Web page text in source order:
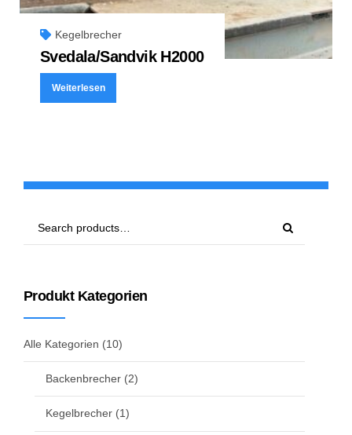
Kegelbrecher
Svedala/Sandvik H2000
Weiterlesen
Produkt Kategorien
Alle Kategorien (10)
Backenbrecher (2)
Kegelbrecher (1)